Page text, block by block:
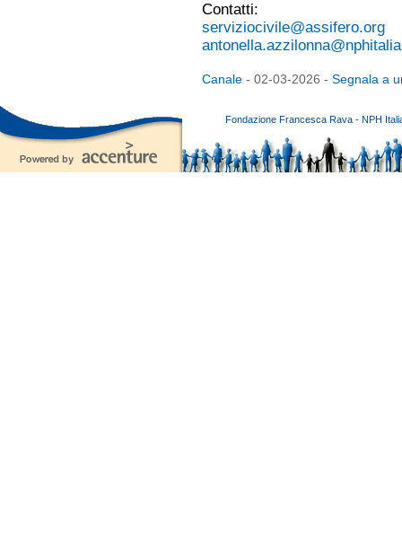
Contatti:
serviziocivile@assifero.org
Canale - 02-03-2026 - Segnala a
Fondazione Francesca Rava - NPH